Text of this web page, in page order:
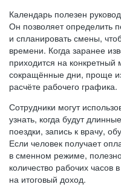
Календарь полезен
Он позволяет определить
и спланировать смены,
времени. Когда заранее
приходится на конкретный
сокращённые дни, проще
расчёте рабочего графика.
Сотрудники могут
узнать, когда будут
поездки, запись к врачу,
Если человек получает
в сменном режиме,
количество рабочих часов
на итоговый доход.